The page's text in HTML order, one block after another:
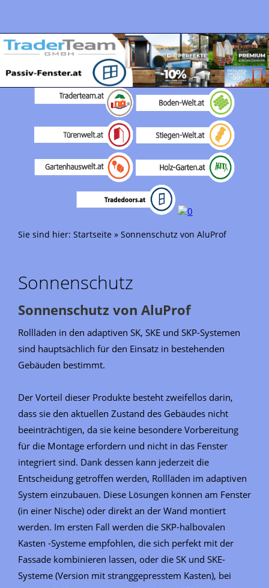
Sie sind hier: Startseite » Sonnenschutz von AluProf
Sonnenschutz
Sonnenschutz von AluProf
Rollläden in den adaptiven SK, SKE und SKP-Systemen
sind hauptsächlich für den Einsatz in bestehenden
Gebäuden bestimmt.
Der Vorteil dieser Produkte besteht zweifellos darin,
dass sie den aktuellen Zustand des Gebäudes nicht
beeinträchtigen, da sie keine besondere Vorbereitung
für die Montage erfordern und nicht in das Fenster
integriert sind. Dank dessen kann jederzeit die
Entscheidung getroffen werden, Rollläden im adaptiven
System einzubauen. Diese Lösungen können am Fenster
(in einer Nische) oder direkt an der Wand montiert
werden. Im ersten Fall werden die SKP-halbovalen
Kasten -Systeme empfohlen, die sich perfekt mit der
Fassade kombinieren lassen, oder die SK und SKE-
Systeme (Version mit stranggepresstem Kasten), bei